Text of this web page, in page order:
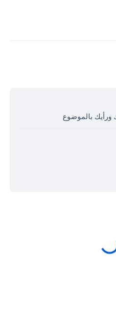
ورأيك بالموضوع